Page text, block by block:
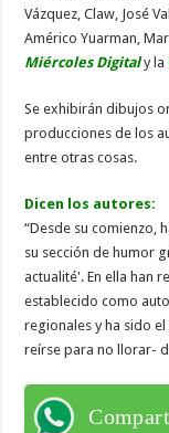
Vázquez, Claw, José
Américo Yuarman,
Miércoles Digital y la
Se exhibirán dibujos
producciones de los
entre otras cosas.
Dicen los autores:
“Desde su comienzo,
su sección de humor
actualité'. En ella han
establecido como
regionales y ha sido
reírse para no llorar-